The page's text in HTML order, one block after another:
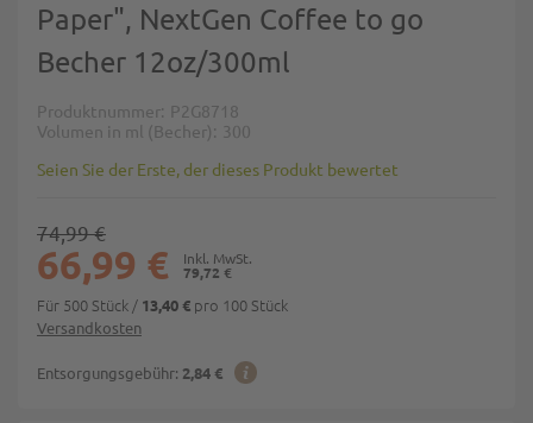
Paper", NextGen Coffee to go
Becher 12oz/300ml
Produktnummer P2G8718
Volumen in ml (Becher)
300
Seien Sie der Erste, der dieses Produkt bewertet
Versandkosten
Entsorgungsgebühr: 2,84 €
79,72 €
66,99 €
74,99 €
Für 500 Stück / 13,40 € pro 100 Stück